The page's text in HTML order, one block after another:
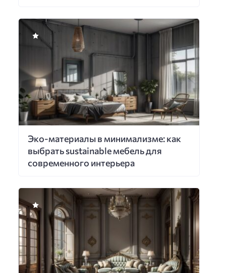
Эко-материалы в минимализме: как
выбрать sustainable мебель для
современного интерьера